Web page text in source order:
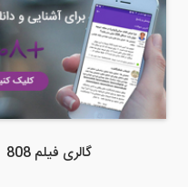
گالری فیلم 808